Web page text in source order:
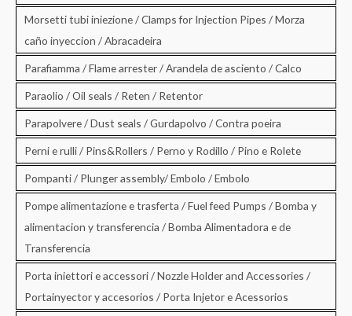
Morsetti tubi iniezione / Clamps for Injection Pipes / Morza
caño inyeccion / Abracadeira
Parafiamma / Flame arrester / Arandela de asciento / Calco
Paraolio / Oil seals / Reten / Retentor
Parapolvere / Dust seals / Gurdapolvo / Contra poeira
Perni e rulli / Pins&Rollers / Perno y Rodillo / Pino e Rolete
Pompanti / Plunger assembly/ Embolo / Embolo
Pompe alimentazione e trasferta / Fuel feed Pumps / Bomba y
alimentacion y transferencia / Bomba Alimentadora e de
Transferencia
Porta iniettori e accessori / Nozzle Holder and Accessories /
Portainyector y accesorios / Porta Injetor e Acessorios